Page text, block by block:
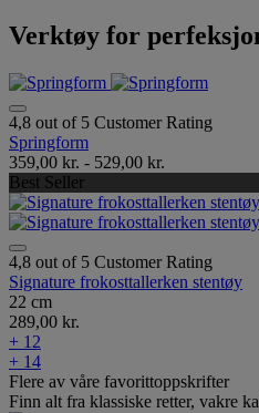
Verktøy for
4,8 out of 5 Customer Rating
Springform
359,00 kr. - 529,00 kr.
Best Seller
4,8 out of 5 Customer Rating
Signature frokosttallerken stentøy
22 cm
289,00 kr.
+ 12
+ 14
Flere av våre favorittoppskrifter
Finn alt fra klassiske retter, vakre